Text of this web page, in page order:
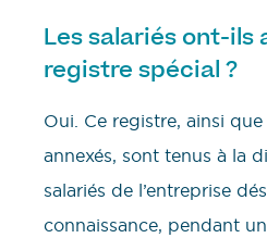
Les salariés ont-ils
registre spécial ?
Oui. Ce registre, ainsi
annexés, sont tenus à la
salariés de l’entreprise
connaissance, pendant